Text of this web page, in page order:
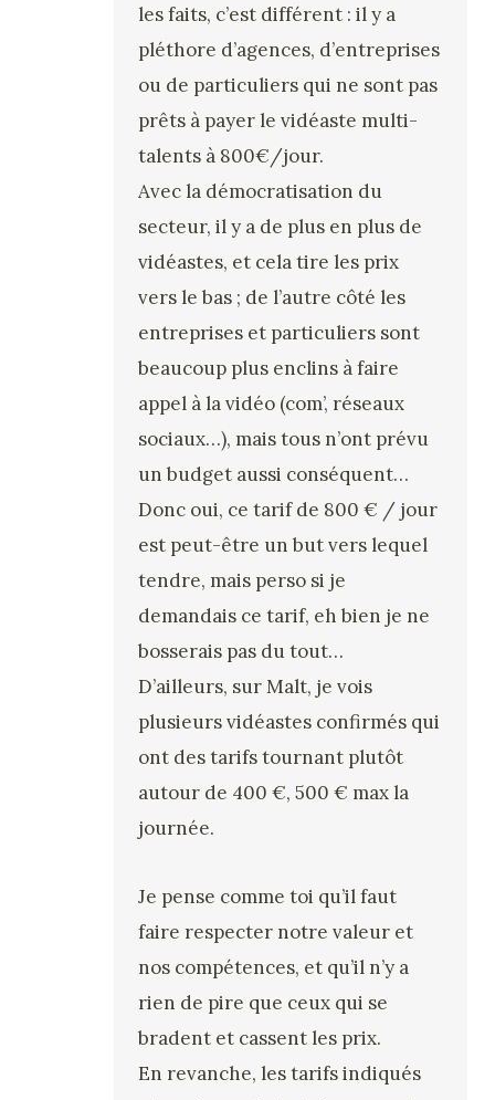
les faits, c’est différent : il y a
pléthore d’agences, d’entreprises
ou de particuliers qui ne sont pas
prêts à payer le vidéaste multi-
talents à 800€/jour.
Avec la démocratisation du
secteur, il y a de plus en plus de
vidéastes, et cela tire les prix
vers le bas ; de l’autre côté les
entreprises et particuliers sont
beaucoup plus enclins à faire
appel à la vidéo (com’, réseaux
sociaux…), mais tous n’ont prévu
un budget aussi conséquent…
Donc oui, ce tarif de 800 € / jour
est peut-être un but vers lequel
tendre, mais perso si je
demandais ce tarif, eh bien je ne
bosserais pas du tout…
D’ailleurs, sur Malt, je vois
plusieurs vidéastes confirmés qui
ont des tarifs tournant plutôt
autour de 400 €, 500 € max la
journée.
Je pense comme toi qu’il faut
faire respecter notre valeur et
nos compétences, et qu’il n’y a
rien de pire que ceux qui se
bradent et cassent les prix.
En revanche, les tarifs indiqués